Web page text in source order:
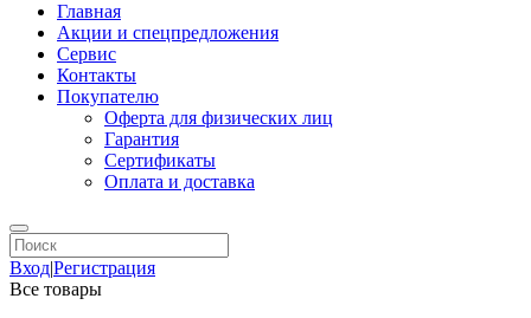
Главная
Акции и спецпредложения
Сервис
Контакты
Покупателю
Оферта для физических лиц
Гарантия
Сертификаты
Оплата и доставка
Вход|Регистрация
Все товары